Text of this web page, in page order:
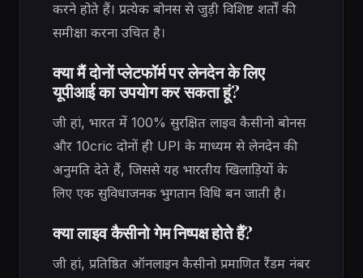
करने होते हैं। प्रत्येक बोनस से जुड़ी विशिष्ट शर्तों की
समीक्षा करना उचित है।
क्या मैं दोनों प्लेटफॉर्म पर लेनदेन के लिए
यूपीआई का उपयोग कर सकता हूं?
जी हां, भारत में 100% सुरक्षित लाइव कैसीनो बोनस
और 10cric दोनों ही UPI के माध्यम से लेनदेन की
अनुमति देते हैं, जिससे यह भारतीय खिलाड़ियों के
लिए एक सुविधाजनक भुगतान विधि बन जाती है।
क्या लाइव कैसीनो गेम निष्पक्ष होते हैं?
जी हां, प्रतिष्ठित ऑनलाइन कैसीनो प्रमाणित रैंडम नंबर